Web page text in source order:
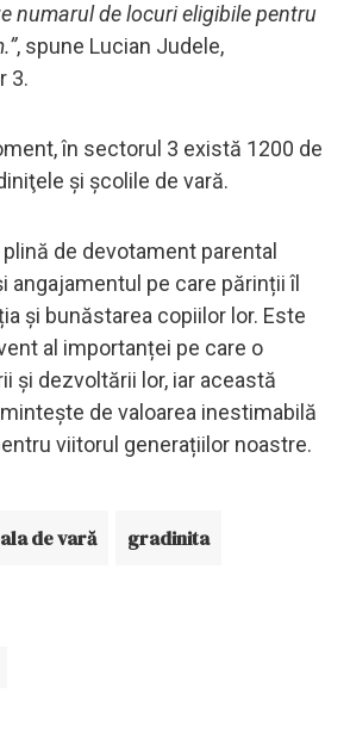
numarul de locuri eligibile pentru
, spune Lucian Judele,
3.
în sectorul 3 există 1200 de
şi şcolile de vară.
de devotament parental
angajamentul pe care părinții îl
și bunăstarea copiilor lor. Este
al importanței pe care o
și dezvoltării lor, iar această
de valoarea inestimabilă
viitorul generațiilor noastre.
de vară gradinita